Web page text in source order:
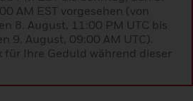
AM EST vorgesehen (von
8. August, 11:00 PM UTC bis
9. August, 09:00 AM UTC).
für Ihre Geduld während dieser